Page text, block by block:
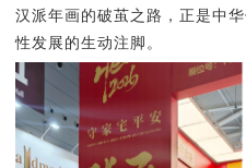
汉派年画的破茧之路，正是中
性发展的生动注脚。